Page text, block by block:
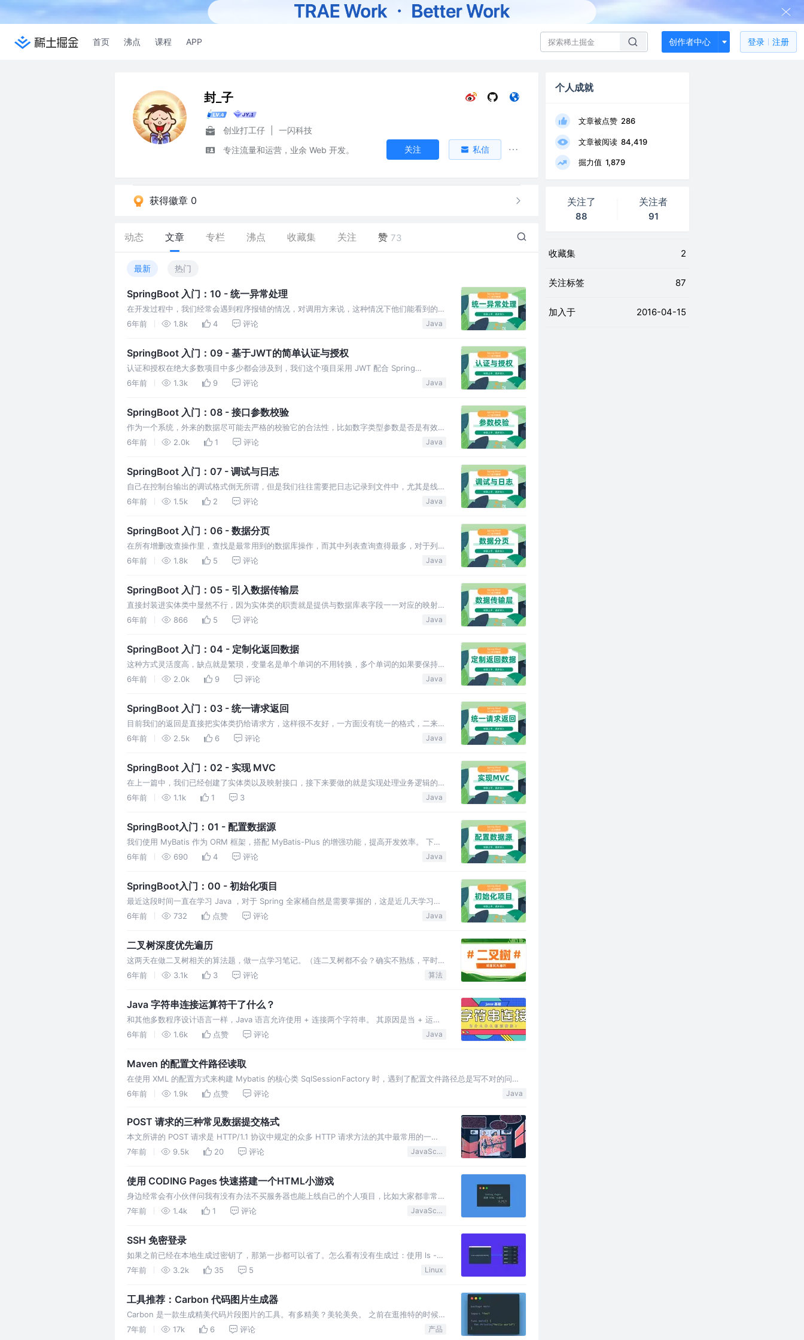
首页 沸点 课程 APP 创作者中心 登录 注册
封_子
创业打工仔
一闪科技
专注流量和运营，业余 Web 开发。
关注 私信
获得徽章 0
动态 文章 专栏 沸点 收藏集 关注 赞 73
最新 热门
SpringBoot 入门：10 - 统一异常处理
在开发过程中，我们经常会遇到程序报错的情况，对调用方来说，这种情况下他们能看到的就
是一大段错误或者是描述模糊的提示。我们希望对可预期的异常进行全局捕获，并进行适当处
法没有捕获到的异常都有一个兜底的…
6年前 1.8k 4 评论 Java
SpringBoot 入门：09 - 基于JWT的简单认证与授权
认证和授权在绝大多数项目中多少都会涉及到，我们这个项目采用 JWT 配合 Spring
Security 来做，本篇教程以实现为主，不对这两个技术做过多的深入。 其中，我们通过
6年前 1.3k 9 评论 Java
SpringBoot 入门：08 - 接口参数校验
作为一个系统，外来的数据尽可能去严格的校验它的合法性，比如数字类型参数是否是有效数
字、是否在最小值与最大值之间等等。 完全可以自己在每一个接口里执行业务逻辑前对每一
的 spring-…
6年前 2.0k 1 评论 Java
SpringBoot 入门：07 - 调试与日志
自己在控制台输出的调试格式倒无所谓，但是我们往往需要把日志记录到文件中，尤其是线上
环境，对于排错分析都非常有用，日志这块也有非常成熟的重型方案，我们暂时用 Spring 内
6年前 1.5k 2 评论 Java
SpringBoot 入门：06 - 数据分页
在所有增删改查操作里，查找是最常用到的数据库操作，而其中列表查询查得最多，对于列表
查询就绕不开数据分页，使用 MyBatis-Plus 为我们封装好的分页插件即可快速实现这个功
6年前 1.8k 5 评论 Java
SpringBoot 入门：05 - 引入数据传输层
直接封装进实体类中显然不行，因为实体类的职责就是提供与数据库表字段一一对应的映射关
系，所以我们还需要封装出一层数据传输层 DTO（Data Transfer Object），通过它暴露给
去的字段…
6年前 866 5 评论 Java
SpringBoot 入门：04 - 定制化返回数据
这种方式灵活度高，缺点就是繁琐，变量名是单个单词的不用转换，多个单词的如果要保持统
一格式就需要每个都写上，工作量不小。 我们通过重写 WebMvcConfigurer 接口的
6年前 2.0k 9 评论 Java
SpringBoot 入门：03 - 统一请求返回
目前我们的返回是直接把实体类扔给请求方，这样很不友好，一方面没有统一的格式，二来请
求方不知道请求成功与否，没有一个可以判断的东西，也没有说明性的返回。 本篇就来为所
后再一步一步实现下面的。 • c…
6年前 2.5k 6 评论 Java
SpringBoot 入门：02 - 实现 MVC
在上一篇中，我们已经创建了实体类以及映射接口，接下来要做的就是实现处理业务逻辑的
Service 层、控制流程的 Controller 层。 • 通过 Spring 官方提供的 @RestController 注解
6年前 1.1k 1 3 Java
SpringBoot入门：01 - 配置数据源
我们使用 MyBatis 作为 ORM 框架，搭配 MyBatis-Plus 的增强功能，提高开发效率。 下面
就来进行必要的一些配置。 后续如果有其他需要定制化的配置我们再加。 • 我们使用
6年前 690 4 评论 Java
SpringBoot入门：00 - 初始化项目
最近这段时间一直在学习 Java ，对于 Spring 全家桶自然是需要掌握的，这是近几天学习
Spring Boot 高效开发的一个小的阶段性总结。 本系列文章旨在教会 Spring Boot 新手如何
6年前 732 点赞 评论 Java
二叉树深度优先遍历
这两天在做二叉树相关的算法题，做一点学习笔记。（连二叉树都不会？确实不熟练，平时工
作也没有要去写二叉树相关的算法或者数据结构的场景。因为自己菜，所以更加要努力学！）
有两个分支（即不存在…
6年前 3.1k 3 评论 算法
Java 字符串连接运算符干了什么？
和其他多数程序设计语言一样，Java 语言允许使用 + 连接两个字符串。 其原因是当 + 运算
符左右两边有一个值是字符串时，会将另一个值尝试转化为字符串。 我们在了解字符串连接
型…
6年前 1.6k 点赞 评论 Java
Maven 的配置文件路径读取
在使用 XML 的配置方式来构建 Mybatis 的核心类 SqlSessionFactory 时，遇到了配置文件路径总是写不对的问
题。事后看其实就是没有好好看文档，一直在盲人摸象。 一开始我是将配置文件放在
6年前 1.9k 点赞 评论 Java
POST 请求的三种常见数据提交格式
本文所讲的 POST 请求是 HTTP/1.1 协议中规定的众多 HTTP 请求方法的其中最常用的一
个。一般使用 POST 请求方法向服务器发送数据（主要是一些创建更新操作），本文讨论的
7年前 9.5k 20 评论 JavaScript
使用 CODING Pages 快速搭建一个HTML小游戏
身边经常会有小伙伴问我有没有办法不买服务器也能上线自己的个人项目，比如大家都非常喜
欢干的——搭建一个属于自己的个人博客站点。 目前相对比较简便的且不花自己一分钱的方
问到，不过访…
7年前 1.4k 1 评论 JavaScript
SSH 免密登录
如果之前已经在本地生成过密钥了，那第一步都可以省了。怎么看有没有生成过：使用 ls -a
~/.ssh 命令看下是否已经存在 id_rsa 和 id_rsa.pub 文件，有即生成过。 但往往看别人玩的
7年前 3.2k 35 5 Linux
工具推荐：Carbon 代码图片生成器
Carbon 是一款生成精美代码片段图片的工具。有多精美？美轮美奂。 之前在逛推特的时候，
偶尔能看到一些类似下面这样的代码片段图片，每次看到都觉得特别精致。 有一次也特别想
7年前 17k 6 评论 产品
个人成就
文章被点赞 286
文章被阅读 84,419
掘力值 1,879
关注了
88
关注者
91
收藏集 2
关注标签 87
加入于 2016-04-15